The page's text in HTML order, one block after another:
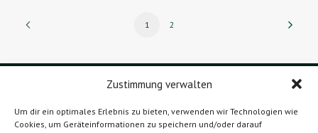
Zustimmung verwalten
Um dir ein optimales Erlebnis zu bieten, verwenden wir Technologien wie
Cookies, um Geräteinformationen zu speichern und/oder darauf
1 2
IMPRESSUM